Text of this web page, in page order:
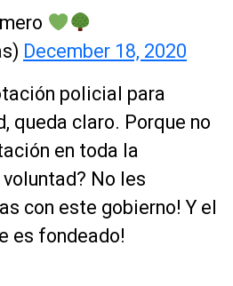
December 18, 2020
policial para
queda claro. Porque no
en toda la
No les
con este gobierno! Y el
es fondeado!